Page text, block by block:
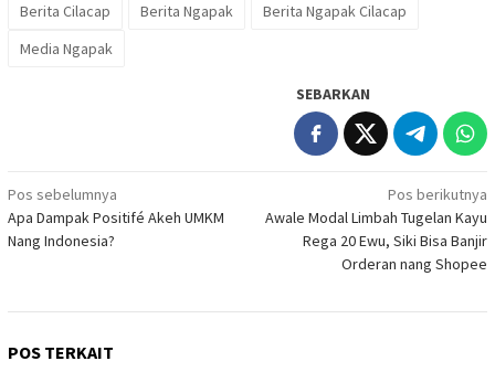
Berita Cilacap Berita Ngapak
Berita Ngapak Cilacap
Media Ngapak
SEBARKAN
Navigasi
pos
Pos sebelumnya
Apa Dampak Positifé Akeh UMKM
Nang Indonesia?
Pos berikutnya
Awale Modal Limbah Tugelan Kayu
Rega 20 Ewu, Siki Bisa Banjir
Orderan nang Shopee
POS TERKAIT